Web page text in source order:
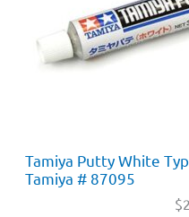
Tamiya Putty White
Tamiya # 87095
$